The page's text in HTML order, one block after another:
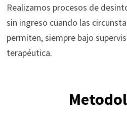
Realizamos procesos de
sin ingreso cuando las
permiten, siempre bajo
terapéutica.